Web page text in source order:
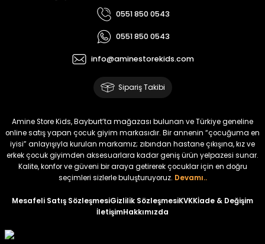
0551 850 0543
0551 850 0543
info@aminestorekids.com
Sipariş Takibi
Amine Store Kids, Bayburt’ta mağazası bulunan ve Türkiye geneline
online satış yapan çocuk giyim markasıdır. Bir annenin “çocuğuma en
iyisi” anlayışıyla kurulan markamız; zıbından hastane çıkışına, kız ve
erkek çocuk giyimden aksesuarlara kadar geniş ürün yelpazesi sunar.
Kalite, konfor ve güveni bir araya getirerek çocuklar için en doğru
seçimleri sizlerle buluşturuyoruz. Devamı..
Mesafeli Satış SözleşmesiGizlilik SözleşmesiKVKKİade & Değişim
İletişimHakkımızda